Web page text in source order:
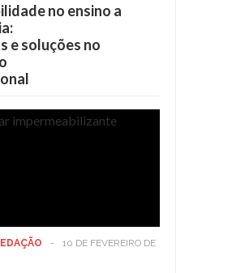
no ensino a
e soluções no
-
10 DE FEVEREIRO DE